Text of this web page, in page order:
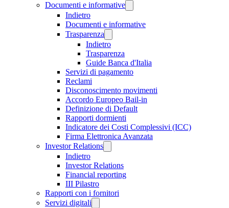
Documenti e informative
Indietro
Documenti e informative
Trasparenza
Indietro
Trasparenza
Guide Banca d'Italia
Servizi di pagamento
Reclami
Disconoscimento movimenti
Accordo Europeo Bail-in
Definizione di Default
Rapporti dormienti
Indicatore dei Costi Complessivi (ICC)
Firma Elettronica Avanzata
Investor Relations
Indietro
Investor Relations
Financial reporting
III Pilastro
Rapporti con i fornitori
Servizi digitali